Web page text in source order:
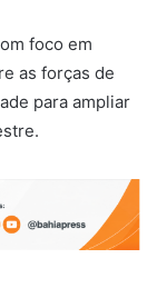
foco em
as forças de
para ampliar